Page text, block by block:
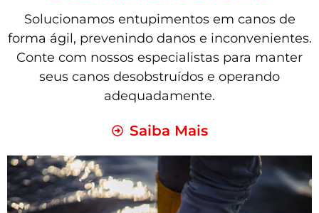
Solucionamos entupimentos em canos de
forma ágil, prevenindo danos e inconvenientes.
Conte com nossos especialistas para manter
seus canos desobstruídos e operando
adequadamente.
Saiba Mais